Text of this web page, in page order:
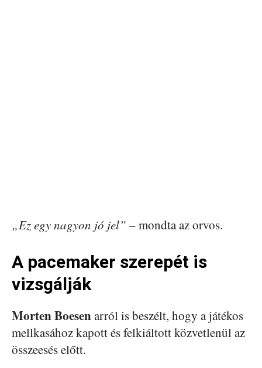
„Ez egy nagyon jó jel” – mondta az orvos.
A pacemaker szerepét is
vizsgálják
Morten Boesenarról is beszélt, hogy a játékos
mellkasához kapott és felkiáltott közvetlenül az
összeesés előtt.